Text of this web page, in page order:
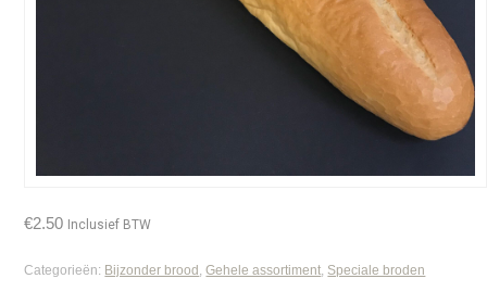
€2.50 Inclusief BTW
Categorieën: Bijzonder brood ,Gehele assortiment Speciale broden